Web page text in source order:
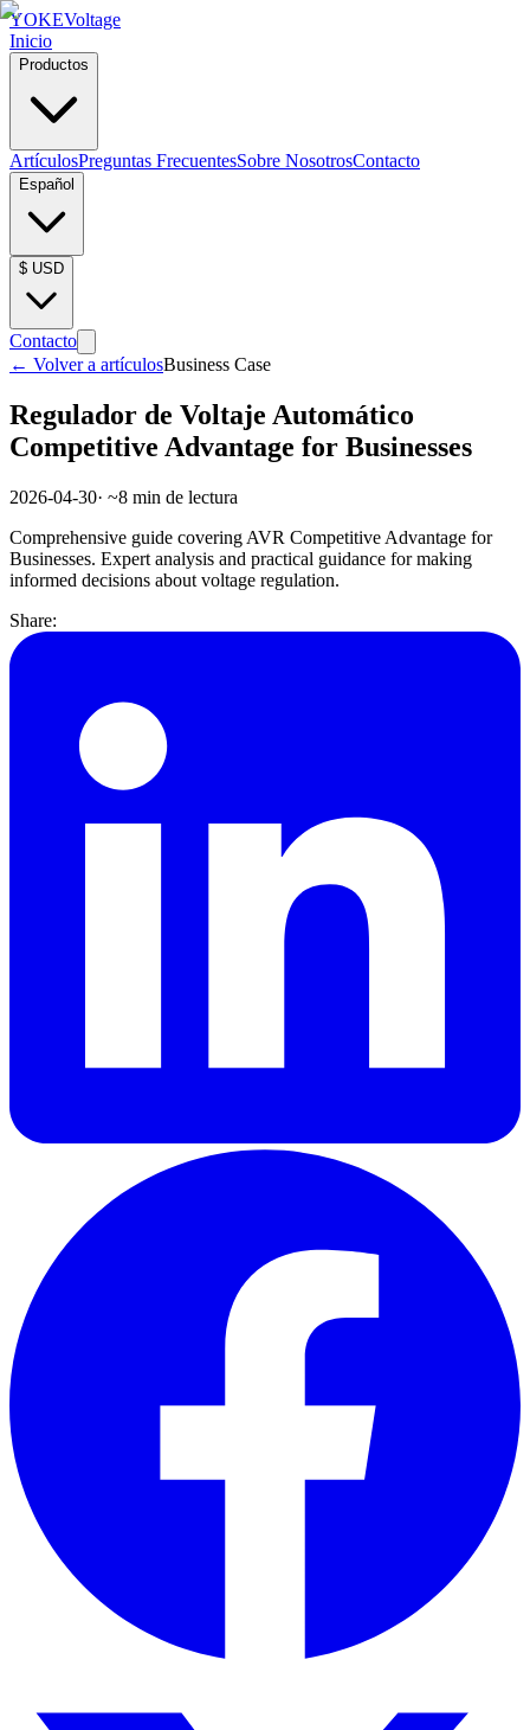
YOKEVoltage
Inicio
Productos
ArtículosPreguntas FrecuentesSobre NosotrosContacto
Español
$ USD
Contacto
← Volver a artículosBusiness Case
Regulador de Voltaje Automático
Competitive Advantage for Businesses
2026-04-30· ~8 min de lectura
Comprehensive guide covering AVR Competitive Advantage for
Businesses. Expert analysis and practical guidance for making
informed decisions about voltage regulation.
Share: